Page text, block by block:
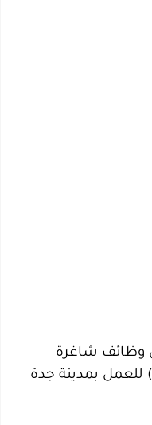
وظائف شاغرة
للعمل بمدينة جدة